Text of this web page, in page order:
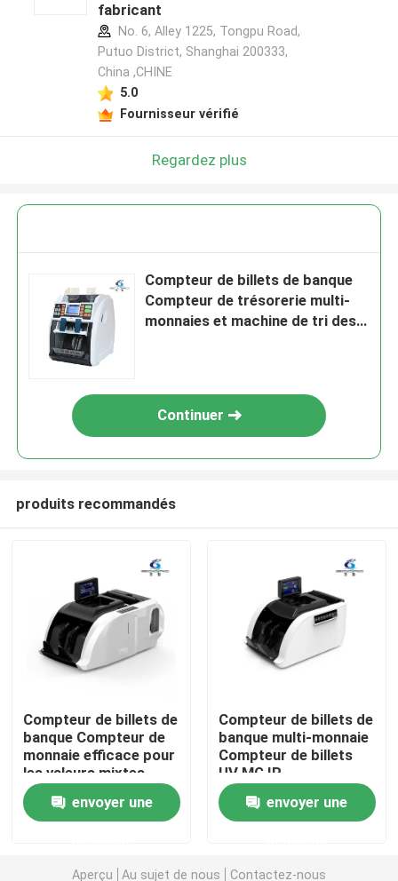
Aperçu
Produits
A propos de nous
fabricant
No. 6, Alley 1225, Tongpu Road,
Putuo District, Shanghai 200333,
China ,CHINE
5.0
Fournisseur vérifié
Regardez plus
Compteur de billets de banque
Compteur de trésorerie multi-
monnaies et machine de tri des
Continuer
produits recommandés
Compteur de billets de
banque Compteur de
monnaie efficace pour
les valeurs mixtes
envoyer une
Compteur de billets de
banque multi-monnaie
Compteur de billets
UV MG IR
envoyer une
Aperçu Au sujet de nous Contactez-nous